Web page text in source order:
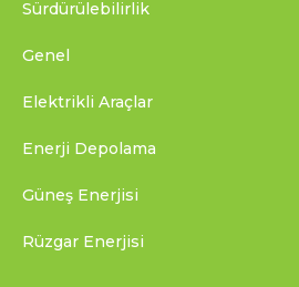
Sürdürülebilirlik
Genel
Elektrikli Araçlar
Enerji Depolama
Güneş Enerjisi
Rüzgar Enerjisi